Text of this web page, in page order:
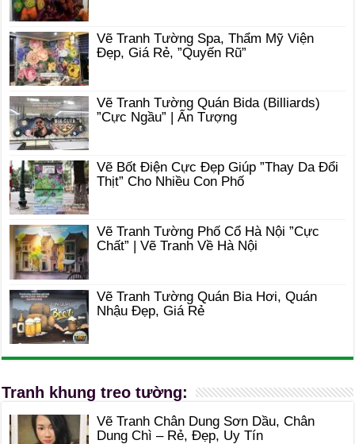
Vẽ Tranh Tường Spa, Thẩm Mỹ Viện
Đẹp, Giá Rẻ, ”Quyến Rũ”
Vẽ Tranh Tường Quán Bida (Billiards)
”Cực Ngầu” | Ấn Tượng
Vẽ Bốt Điện Cực Đẹp Giúp ”Thay Da Đổi
Thịt” Cho Nhiều Con Phố
Vẽ Tranh Tường Phố Cổ Hà Nội ”Cực
Chất” | Vẽ Tranh Về Hà Nội
Vẽ Tranh Tường Quán Bia Hơi, Quán
Nhậu Đẹp, Giá Rẻ
Tranh khung treo tường:
Vẽ Tranh Chân Dung Sơn Dầu, Chân
Dung Chì – Rẻ, Đẹp, Uy Tín